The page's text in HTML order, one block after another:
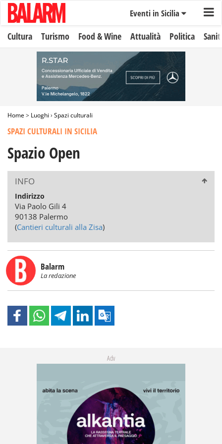
Eventi in Sicilia
Cultura Turismo Food & Wine Attualità Politica
Home> Luoghi › Spazi culturali
SPAZI CULTURALI IN SICILIA
Spazio Open
INFO
Indirizzo
Via Paolo Gili 4
90138 Palermo
(Cantieri culturali alla Zisa)
Balarm
La redazione
Adv